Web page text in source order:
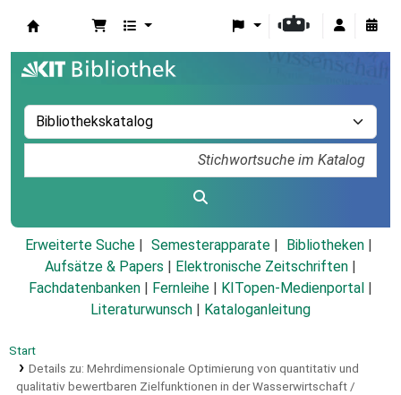
Erweiterte Suche Semesterapparate
Bibliotheken
Aufsätze & Papers
Elektronische Zeitschriften
Fachdatenbanken
Fernleihe KITopen-Medienportal
Literaturwunsch
Kataloganleitung
Start
Details zu: Mehrdimensionale Optimierung von quantitativ und
qualitativ bewertbaren Zielfunktionen in der Wasserwirtschaft /